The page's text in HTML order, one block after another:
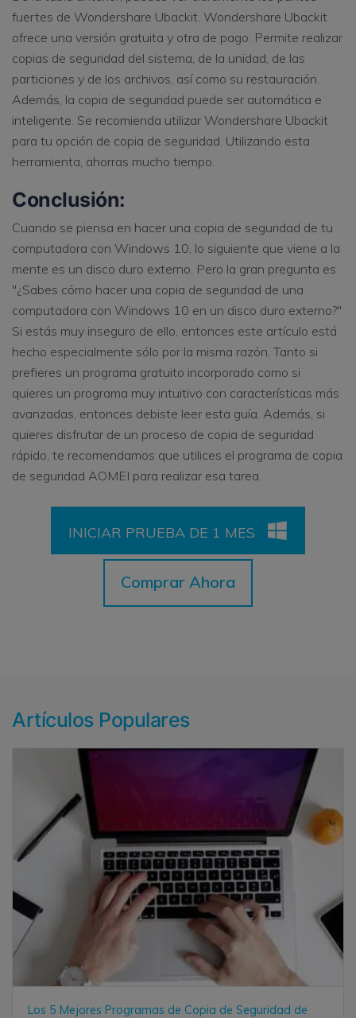
fuertes de Wondershare Ubackit. Wondershare Ubackit
ofrece una versión gratuita y otra de pago. Permite realizar
copias de seguridad del sistema, de la unidad, de las
particiones y de los archivos, así como su restauración.
Además, la copia de seguridad puede ser automática e
inteligente. Se recomienda utilizar Wondershare Ubackit
para tu opción de copia de seguridad. Utilizando esta
herramienta, ahorras mucho tiempo.
Conclusión:
Cuando se piensa en hacer una copia de seguridad de tu
computadora con Windows 10, lo siguiente que viene a la
mente es un disco duro externo. Pero la gran pregunta es
"¿Sabes cómo hacer una copia de seguridad de una
computadora con Windows 10 en un disco duro externo?"
Si estás muy inseguro de ello, entonces este artículo está
hecho especialmente sólo por la misma razón. Tanto si
prefieres un programa gratuito incorporado como si
quieres un programa muy intuitivo con características más
avanzadas, entonces debiste leer esta guía. Además, si
quieres disfrutar de un proceso de copia de seguridad
rápido, te recomendamos que utilices el programa de copia
de seguridad AOMEI para realizar esa tarea.
INICIAR PRUEBA DE 1 MES
Comprar Ahora
Artículos Populares
Los 5 Mejores Programas de Copia de Seguridad de